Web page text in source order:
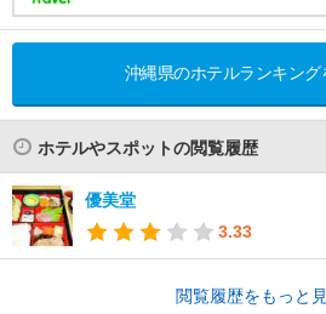
沖縄県のホテルランキング
ホテルやスポットの閲覧履歴
優美堂
3.33
閲覧履歴をもっと